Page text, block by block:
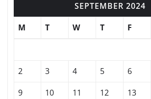
SEPTEMBER 2024
M
T W T F
2
3 4 5 6
9
10 11 12 13